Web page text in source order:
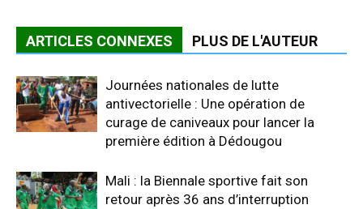
ARTICLES CONNEXES PLUS DE L'AUTEUR
Journées nationales de lutte
antivectorielle : Une opération de
curage de caniveaux pour lancer la
première édition à Dédougou
Mali : la Biennale sportive fait son
retour après 36 ans d’interruption